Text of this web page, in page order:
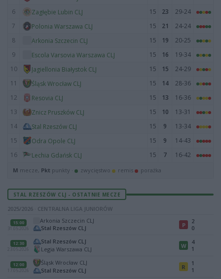
6
Zagłębie Lubin CLJ 15 23
29-24
7
Polonia Warszawa CLJ 15 21
24-24
8
Arkonia Szczecin CLJ 15 19
20-25
9
Escola Varsovia Warszawa CLJ 15 16
19-34
10
Jagiellonia Białystok CLJ 15 15
24-29
11
Śląsk Wrocław CLJ 15 14
28-36
12
Resovia CLJ 15 13
16-36
13
Znicz Pruszków CLJ 15 10
13-31
14
Stal Rzeszów CLJ 15 9
13-34
15
Odra Opole CLJ 15 9
14-43
16
Lechia Gdańsk CLJ 15 7 16-42
M mecze, Pkt punkty · zwycięstwo remis porażka
STAL RZESZÓW CLJ - OSTATNIE MECZE
2025/2026 · CENTRALNA LIGA JUNIORÓW
15:00
31.05.2026
Arkonia Szczecin CLJ
Stal Rzeszów CLJ
P
2
0
12:30
23.05.2026
Stal Rzeszów CLJ
Legia Warszawa CLJ
W
4
1
12:00
17.05.2026
Śląsk Wrocław CLJ
Stal Rzeszów CLJ
R
1
1